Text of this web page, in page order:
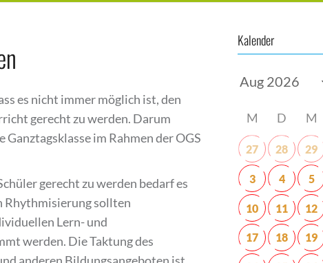
es nicht immer möglich ist, den
gerecht zu werden. Darum
im Rahmen der OGS
gerecht zu werden bedarf es
Rhythmisierung sollten
Lern- und
werden. Die Taktung des
Kalender
M D M
27 28 29
3 4 5
10 11 12
17 18 19